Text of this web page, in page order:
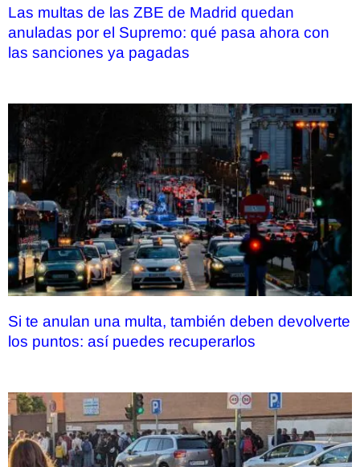
Las multas de las ZBE de Madrid quedan
anuladas por el Supremo: qué pasa ahora con
las sanciones ya pagadas
Si te anulan una multa, también deben devolverte
los puntos: así puedes recuperarlos